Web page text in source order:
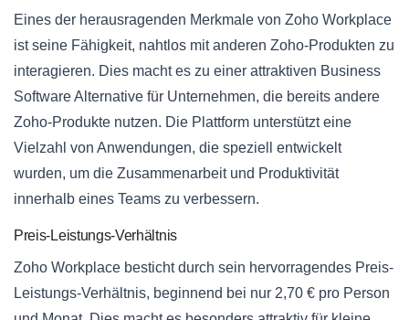
Eines der herausragenden Merkmale von Zoho Workplace
ist seine Fähigkeit, nahtlos mit anderen Zoho-Produkten zu
interagieren. Dies macht es zu einer attraktiven Business
Software Alternative für Unternehmen, die bereits andere
Zoho-Produkte nutzen. Die Plattform unterstützt eine
Vielzahl von Anwendungen, die speziell entwickelt
wurden, um die Zusammenarbeit und Produktivität
innerhalb eines Teams zu verbessern.
Preis-Leistungs-Verhältnis
Zoho Workplace besticht durch sein hervorragendes Preis-
Leistungs-Verhältnis, beginnend bei nur 2,70 € pro Person